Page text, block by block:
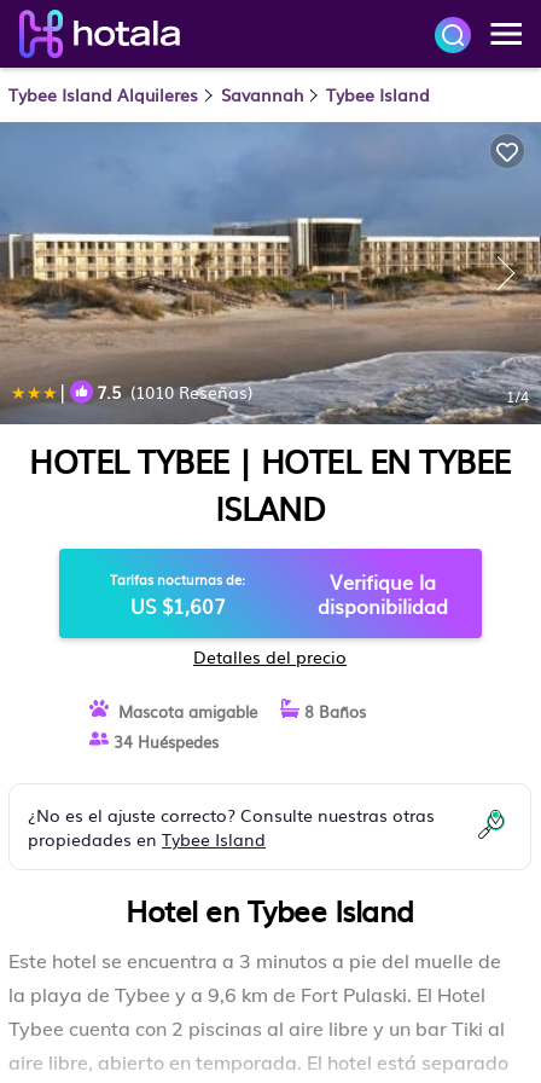
Tybee Island Alquileres Savannah Tybee Island
| 7.5 (1010 Reseñas) 1/4
HOTEL TYBEE | HOTEL EN TYBEE
ISLAND
Tarifas nocturnas de:
US $1,607
Verifique la
disponibilidad
Detalles del precio
Mascota amigable
8 Baños
34 Huéspedes
¿No es el ajuste correcto? Consulte nuestras otras
propiedades en Tybee Island
Hotel en Tybee Island
Este hotel se encuentra a 3 minutos a pie del muelle de
la playa de Tybee y a 9,6 km de Fort Pulaski. El Hotel
Tybee cuenta con 2 piscinas al aire libre y un bar Tiki al
aire libre, abierto en temporada. El hotel está separado